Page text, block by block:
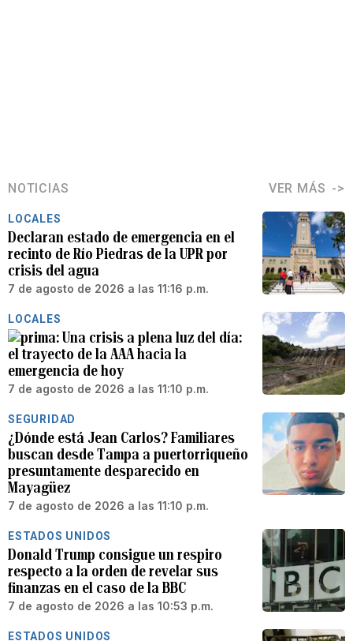
NOTICIAS VER MÁS
LOCALES
Declaran estado de emergencia en el
recinto de Río Piedras de la UPR por
crisis del agua
7 de agosto de 2026 a las 11:16 p.m.
LOCALES
Una crisis a plena luz del día:
el trayecto de la AAA hacia la
emergencia de hoy
7 de agosto de 2026 a las 11:10 p.m.
SEGURIDAD
¿Dónde está Jean Carlos? Familiares
buscan desde Tampa a puertorriqueño
presuntamente desparecido en
Mayagüez
7 de agosto de 2026 a las 11:10 p.m.
ESTADOS UNIDOS
Donald Trump consigue un respiro
respecto a la orden de revelar sus
finanzas en el caso de la BBC
7 de agosto de 2026 a las 10:53 p.m.
ESTADOS UNIDOS